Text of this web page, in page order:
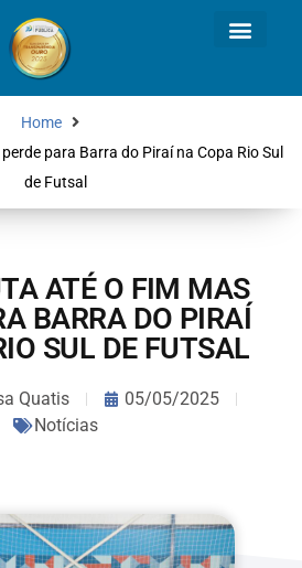
Home
para Barra do Piraí na Copa Rio Sul
de Futsal
ATÉ O FIM MAS
BARRA DO PIRAÍ
SUL DE FUTSAL
Quatis
05/05/2025
Notícias